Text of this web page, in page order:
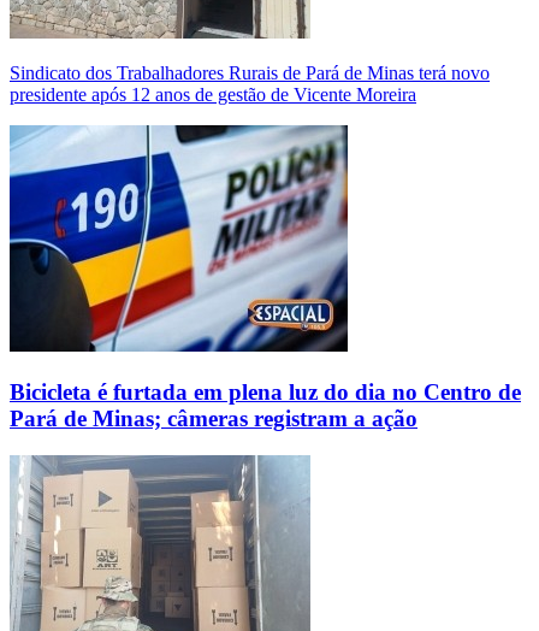
Sindicato dos Trabalhadores Rurais de Pará de Minas terá novo
presidente após 12 anos de gestão de Vicente Moreira
Bicicleta é furtada em plena luz do dia no Centro de
Pará de Minas; câmeras registram a ação